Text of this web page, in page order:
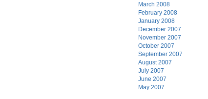
March 2008
February 2008
January 2008
December 2007
November 2007
October 2007
September 2007
August 2007
July 2007
June 2007
May 2007